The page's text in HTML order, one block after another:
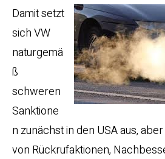
Damit setzt
sich VW
naturgemä
ß
schweren
Sanktione
n zunächst in den USA aus,
von Rückrufaktionen,